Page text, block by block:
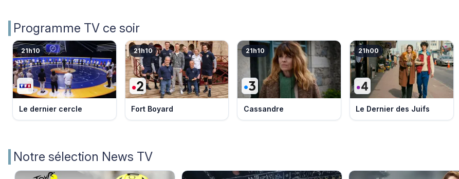
Programme TV ce soir
21h10
Le dernier cercle
21h10
Fort Boyard
21h10
Cassandre
21h00
Le Dernier des Juifs
Notre sélection News TV